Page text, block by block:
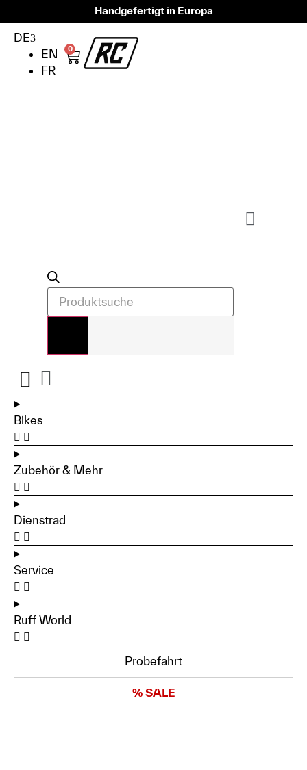
Handgefertigt in Europa
DE
EN
FR
0
Bikes
Zubehör & Mehr
Dienstrad
Service
Ruff World
Probefahrt
% SALE